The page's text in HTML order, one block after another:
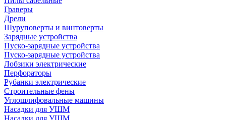
Граверы
Дрели
Шуруповерты и винтоверты
Зарядные устройства
Пуско-зарядные устройства
Пуско-зарядные устройства
Лобзики электрические
Перфораторы
Рубанки электрические
Строительные фены
Углошлифовальные машины
Насадки для УШМ
Насадки для УШМ